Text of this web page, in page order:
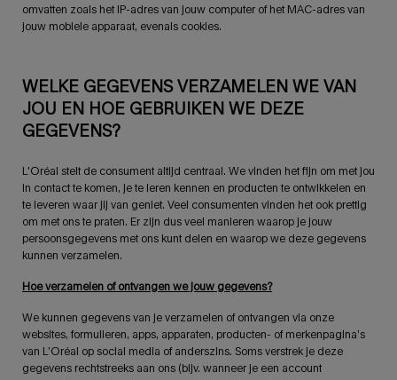
omvatten zoals het IP-adres van jouw computer of het MAC-adres van
jouw mobiele apparaat, evenals cookies.
WELKE GEGEVENS VERZAMELEN WE VAN
JOU EN HOE GEBRUIKEN WE DEZE
GEGEVENS?
L'Oréal stelt de consument altijd centraal. We vinden het fijn om met jou
in contact te komen, je te leren kennen en producten te ontwikkelen en
te leveren waar jij van geniet. Veel consumenten vinden het ook prettig
om met ons te praten. Er zijn dus veel manieren waarop je jouw
persoonsgegevens met ons kunt delen en waarop we deze gegevens
kunnen verzamelen.
Hoe verzamelen of ontvangen we jouw gegevens?
We kunnen gegevens van je verzamelen of ontvangen via onze
websites, formulieren, apps, apparaten, producten- of merkenpagina’s
van L’Oréal op social media of anderszins. Soms verstrek je deze
gegevens rechtstreeks aan ons (bijv. wanneer je een account